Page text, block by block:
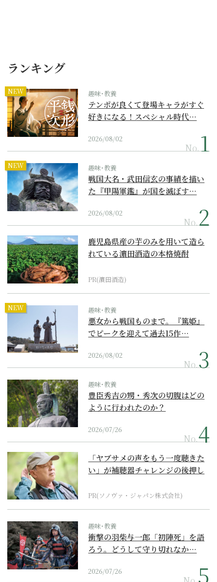
ランキング
NEW 趣味･教養
テンポが良くて登場キャラがすぐ
好きになる！スペシャル時代…
2026/08/02
No.
NEW 趣味･教養
戦国大名・武田信玄の事績を描い
た『甲陽軍鑑』が国を滅ぼす…
2026/08/02
No.
鹿児島県産の芋のみを用いて造ら
れている濵田酒造の本格焼酎
PR(濵田酒造)
NEW 趣味･教養
悪女から戦国ものまで。『篤姫』
でピークを迎えて過去15作…
2026/08/02
No.
趣味･教養
豊臣秀吉の甥・秀次の切腹はどの
ように行われたのか？
2026/07/26
No.
「ヤブサメの声をもう一度聴きた
い」が補聴器チャレンジの後押し
PR(ソノヴァ・ジャパン株式会社)
趣味･教養
衝撃の羽柴与一郎「初陣死」を語
ろう。どうして守り切れなか…
2026/07/26